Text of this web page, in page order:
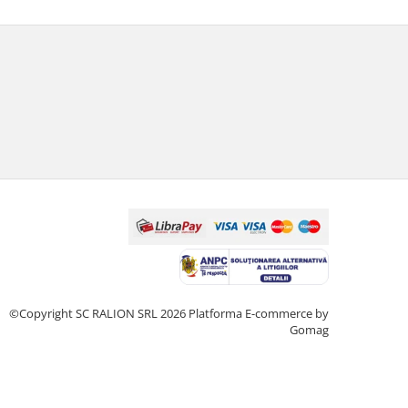
©Copyright SC RALION SRL 2026 Platforma E-commerce by
Gomag